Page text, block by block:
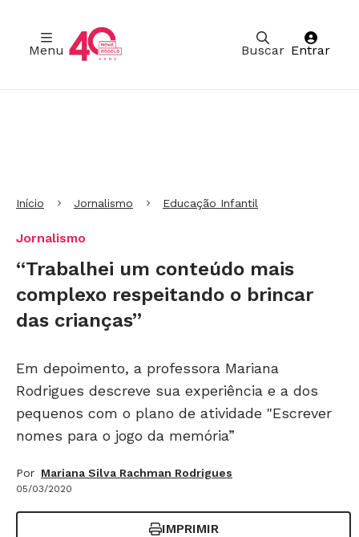
Buscar
Menu Entrar
Início Jornalismo Educação Infantil
Jornalismo
“Trabalhei um conteúdo mais
complexo respeitando o brincar
das crianças”
Em depoimento, a professora Mariana
Rodrigues descreve sua experiência e a dos
pequenos com o plano de atividade "Escrever
nomes para o jogo da memória”
Por Mariana Silva Rachman Rodrigues
05/03/2020
IMPRIMIR